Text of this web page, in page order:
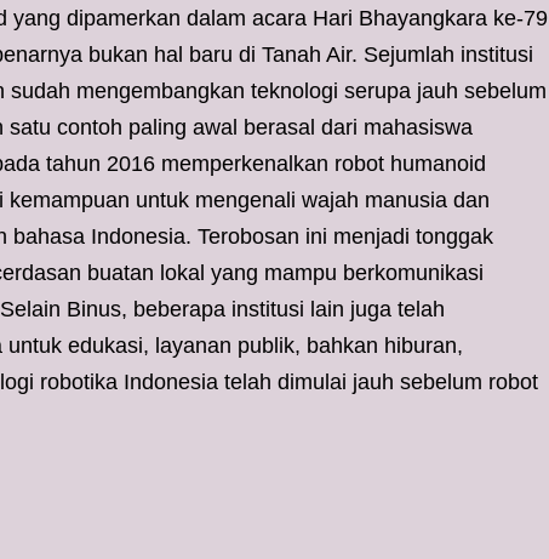
yang dipamerkan dalam acara Hari Bhayangkara ke-79
bukan hal baru di Tanah Air. Sejumlah institusi
mengembangkan teknologi serupa jauh sebelum
contoh paling awal berasal dari mahasiswa
tahun 2016 memperkenalkan robot humanoid
untuk mengenali wajah manusia dan
bahasa Indonesia. Terobosan ini menjadi tonggak
buatan lokal yang mampu berkomunikasi
Binus, beberapa institusi lain juga telah
edukasi, layanan publik, bahkan hiburan,
robotika Indonesia telah dimulai jauh sebelum robot